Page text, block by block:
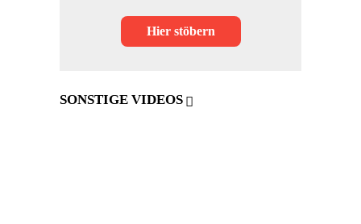
Hier stöbern
SONSTIGE VIDEOS